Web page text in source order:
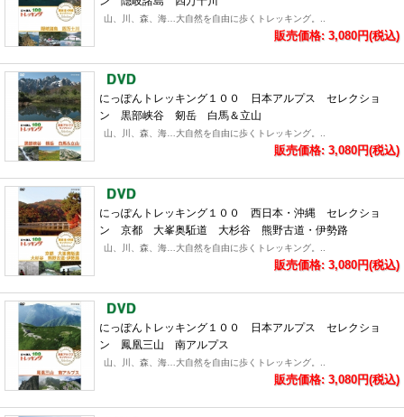
山、川、森、海…大自然を自由に歩くトレッキング。..
販売価格: 3,080円(税込)
にっぽんトレッキング１００ 日本アルプス セレクショ
ン 黒部峡谷 剱岳 白馬＆立山
山、川、森、海…大自然を自由に歩くトレッキング。..
販売価格: 3,080円(税込)
にっぽんトレッキング１００ 西日本・沖縄 セレクショ
ン 京都 大峯奥駈道 大杉谷 熊野古道・伊勢路
山、川、森、海…大自然を自由に歩くトレッキング。..
販売価格: 3,080円(税込)
にっぽんトレッキング１００ 日本アルプス セレクショ
ン 鳳凰三山 南アルプス
山、川、森、海…大自然を自由に歩くトレッキング。..
販売価格: 3,080円(税込)